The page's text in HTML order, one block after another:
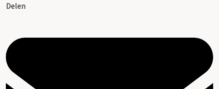
Delen